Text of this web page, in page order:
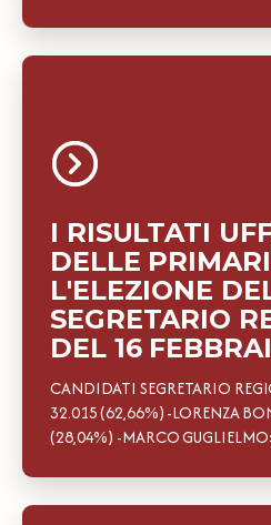
I RISULTATI
DELLE
L'ELEZIONE
SEGRETARIO
DEL 16
CANDIDATI SEGRETARIO
32.015 (62,66%) -LORENZA
(28,04%) -MARCO